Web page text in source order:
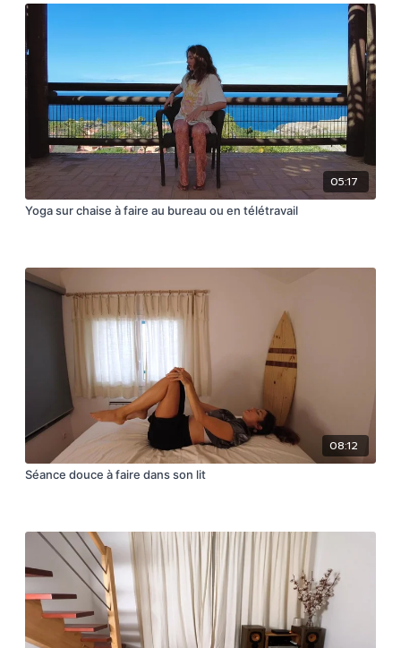
05:17
Yoga sur chaise à faire au bureau ou en télétravail
08:12
Séance douce à faire dans son lit